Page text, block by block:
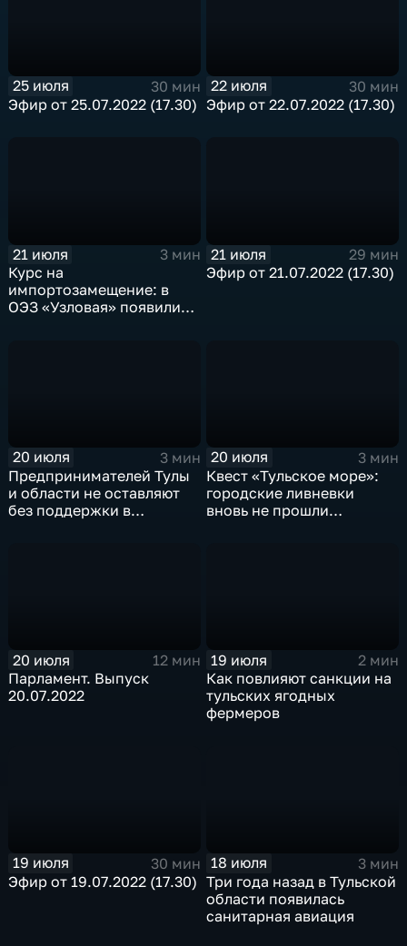
25 июля
30 мин
Эфир от 25.07.2022 (17.30)
22 июля
30 мин
Эфир от 22.07.2022 (17.30)
21 июля
3 мин
Курс на
импортозамещение: в
ОЭЗ «Узловая» появились
21 июля
29 мин
Эфир от 21.07.2022 (17.30)
20 июля
3 мин
Предпринимателей Тулы
и области не оставляют
без поддержки в
20 июля
3 мин
Квест «Тульское море»:
городские ливневки
вновь не прошли
20 июля
12 мин
Парламент. Выпуск
20.07.2022
19 июля
2 мин
Как повлияют санкции на
тульских ягодных
фермеров
19 июля
30 мин
Эфир от 19.07.2022 (17.30)
18 июля
3 мин
Три года назад в Тульской
области появилась
санитарная авиация